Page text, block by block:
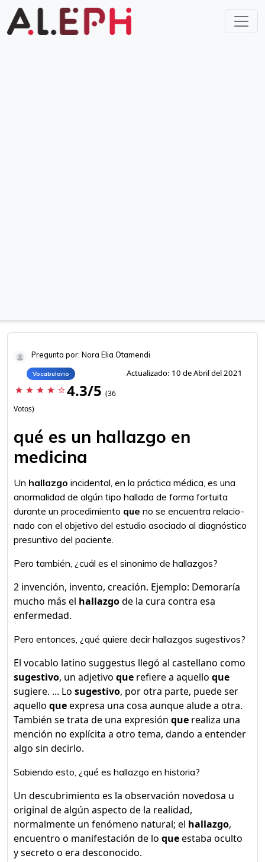
Pregunta por: Nora Elia Otamendi
Vocabulario Actualizado: 10 de Abril del 2021
star star star star star_border 4.3/5 (36
Votos)
qué es un hallazgo en
medicina
Un hallazgo incidental, en la práctica médica, es una
anormalidad de algún tipo hallada de forma fortuita
durante un procedimiento que no se encuentra relacio-
nado con el objetivo del estudio asociado al diagnóstico
presuntivo del paciente.
Pero también, ¿cuál es el sinonimo de hallazgos?
2 invención, invento, creación. Ejemplo: Demoraría
mucho más el hallazgode la cura contra esa
enfermedad.
Pero entonces, ¿qué quiere decir hallazgos sugestivos?
El vocablo latino suggestus llegó al castellano como
sugestivo, un adjetivo que refiere a aquello que
sugiere. ... Lo sugestivo, por otra parte, puede ser
aquello queexpresa una cosa aunque alude a otra.
También se trata de una expresión que realiza una
mención no explícita a otro tema, dando a entender
algo sin decirlo.
Sabiendo esto, ¿qué es hallazgo en historia?
Un descubrimiento es la observación novedosa u
original de algún aspecto de la realidad,
normalmente un fenómeno natural; el hallazgo,
encuentro o manifestación de lo queestaba oculto
y secreto o era desconocido.